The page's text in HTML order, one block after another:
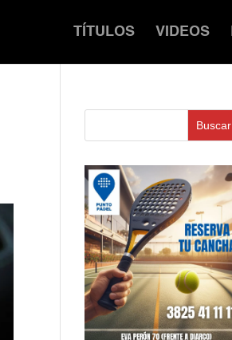
TÍTULOS VIDEOS
Buscar